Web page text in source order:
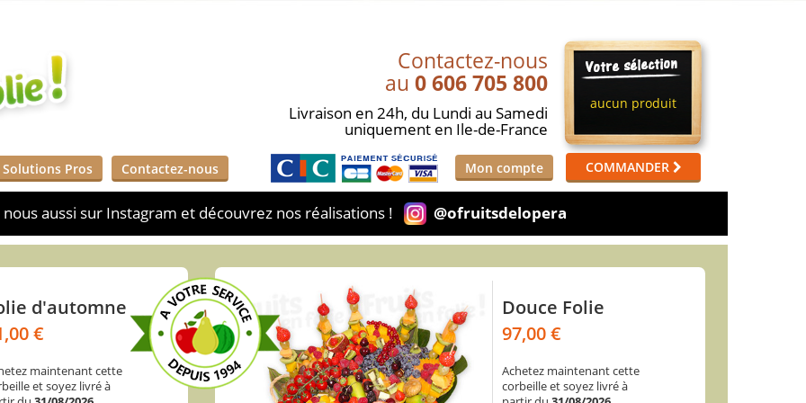
aucun produit
Contactez-nous
au 0 606 705 800
Livraison en 24h, du Lundi au Samedi
uniquement en Ile-de-France
Solutions Pros Contactez-nous Mon compte COMMANDER
aussi sur Instagram et découvrez nos réalisations ! @ofruitsdelopera
d'automne
€
maintenant cette
et soyez livré à
Fêtes
€
maintenant cette
et soyez livré à
Anita
97,00 €
Achetez maintenant cette
corbeille et soyez livré à
Douce Folie
97,00 €
Achetez maintenant cette
corbeille et soyez livré à
Party Folie
65,00 €
Achetez maintenant cette
corbeille et soyez livré à